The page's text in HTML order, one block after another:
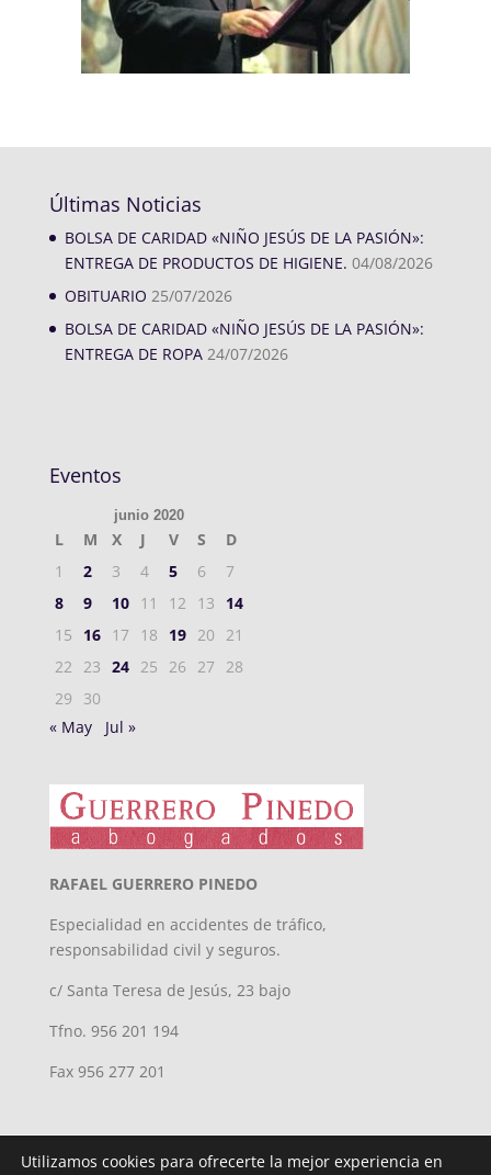
Últimas Noticias
BOLSA DE CARIDAD «NIÑO JESÚS DE LA PASIÓN»:
ENTREGA DE PRODUCTOS DE HIGIENE. 04/08/2026
OBITUARIO 25/07/2026
BOLSA DE CARIDAD «NIÑO JESÚS DE LA PASIÓN»:
ENTREGA DE ROPA 24/07/2026
Eventos
junio 2020
L M X J V S
D
1
2 3 4 5 6
7
8
9 10 11 12 13
14
15
16 17 18 19 20
21
22
23 24 25 26 27
28
29
30
« May
Jul »
RAFAEL GUERRERO PINEDO
Especialidad en accidentes de tráfico,
responsabilidad civil y seguros.
c/ Santa Teresa de Jesús, 23 bajo
Tfno. 956 201 194
Fax 956 277 201
Utilizamos cookies para ofrecerte la mejor experiencia en